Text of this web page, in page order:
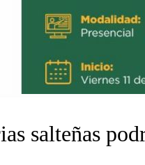
salteñas